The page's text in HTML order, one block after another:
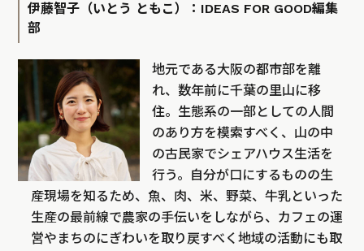
伊藤智子（いとう ともこ）：IDEAS FOR GOOD編集
部
地元である大阪の都市部を離
れ、数年前に千葉の里山に移
住。生態系の一部としての人間
のあり方を模索すべく、山の中
の古民家でシェアハウス生活を
行う。自分が口にするものの生
産現場を知るため、魚、肉、米、野菜、牛乳といった
生産の最前線で農家の手伝いをしながら、カフェの運
営やまちのにぎわいを取り戻すべく地域の活動にも取